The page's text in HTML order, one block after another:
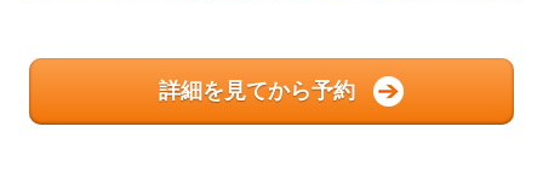
詳細を見てから予約